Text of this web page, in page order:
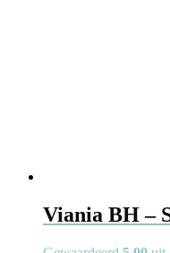
Viania BH –